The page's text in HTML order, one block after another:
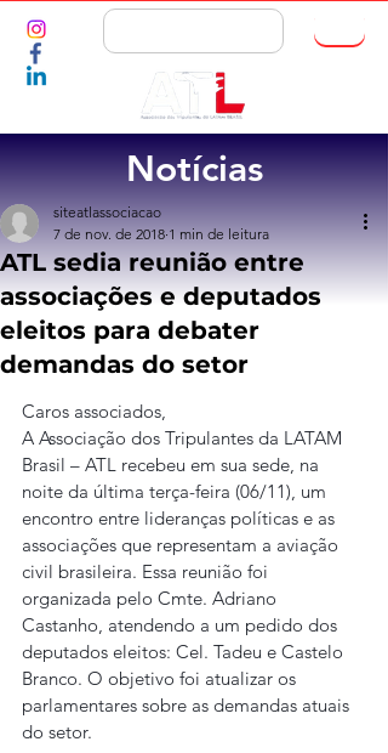
Notícias
ATL sedia reunião entre
associações e deputados
eleitos para debater
demandas do setor
siteatlassociacao
7 de nov. de 2018 1 min de leitura
Caros associados,
A Associação dos Tripulantes da LATAM
Brasil – ATL recebeu em sua sede, na
noite da última terça-feira (06/11), um
encontro entre lideranças políticas e as
associações que representam a aviação
civil brasileira. Essa reunião foi
organizada pelo Cmte. Adriano
Castanho, atendendo a um pedido dos
deputados eleitos: Cel. Tadeu e Castelo
Branco. O objetivo foi atualizar os
parlamentares sobre as demandas atuais
do setor.